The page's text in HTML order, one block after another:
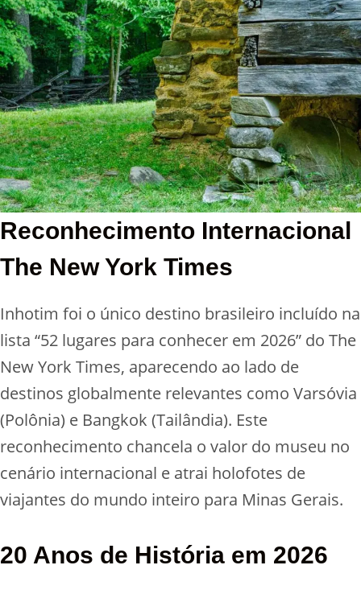
Reconhecimento Internacional
The New York Times
Inhotim foi o único destino brasileiro incluído na
lista “52 lugares para conhecer em 2026” do The
New York Times, aparecendo ao lado de
destinos globalmente relevantes como Varsóvia
(Polônia) e Bangkok (Tailândia). Este
reconhecimento chancela o valor do museu no
cenário internacional e atrai holofotes de
viajantes do mundo inteiro para Minas Gerais.
20 Anos de História em 2026